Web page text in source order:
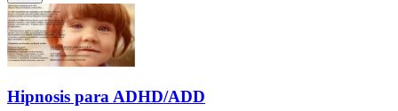
Hipnosis para ADHD/ADD